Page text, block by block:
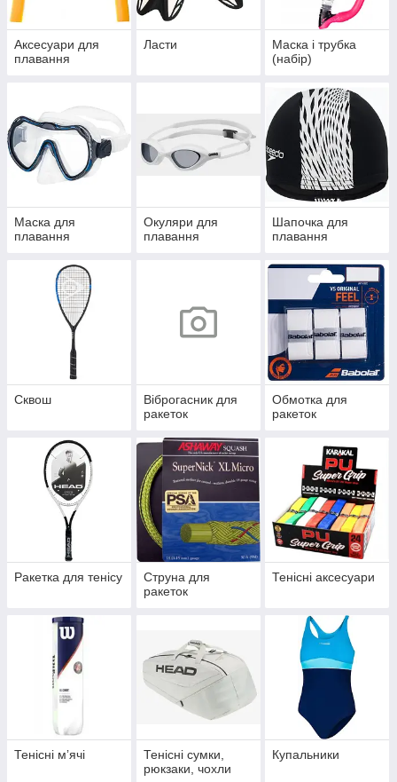
Аксесуари для
плавання
Ласти
Маска і трубка
(набір)
Маска для
плавання
Окуляри для
плавання
Шапочка для
плавання
Сквош
Віброгасник для
ракеток
Обмотка для
ракеток
Ракетка для тенісу
Струна для
ракеток
Тенісні аксесуари
Тенісні мʼячі
Тенісні сумки,
рюкзаки, чохли
Купальники